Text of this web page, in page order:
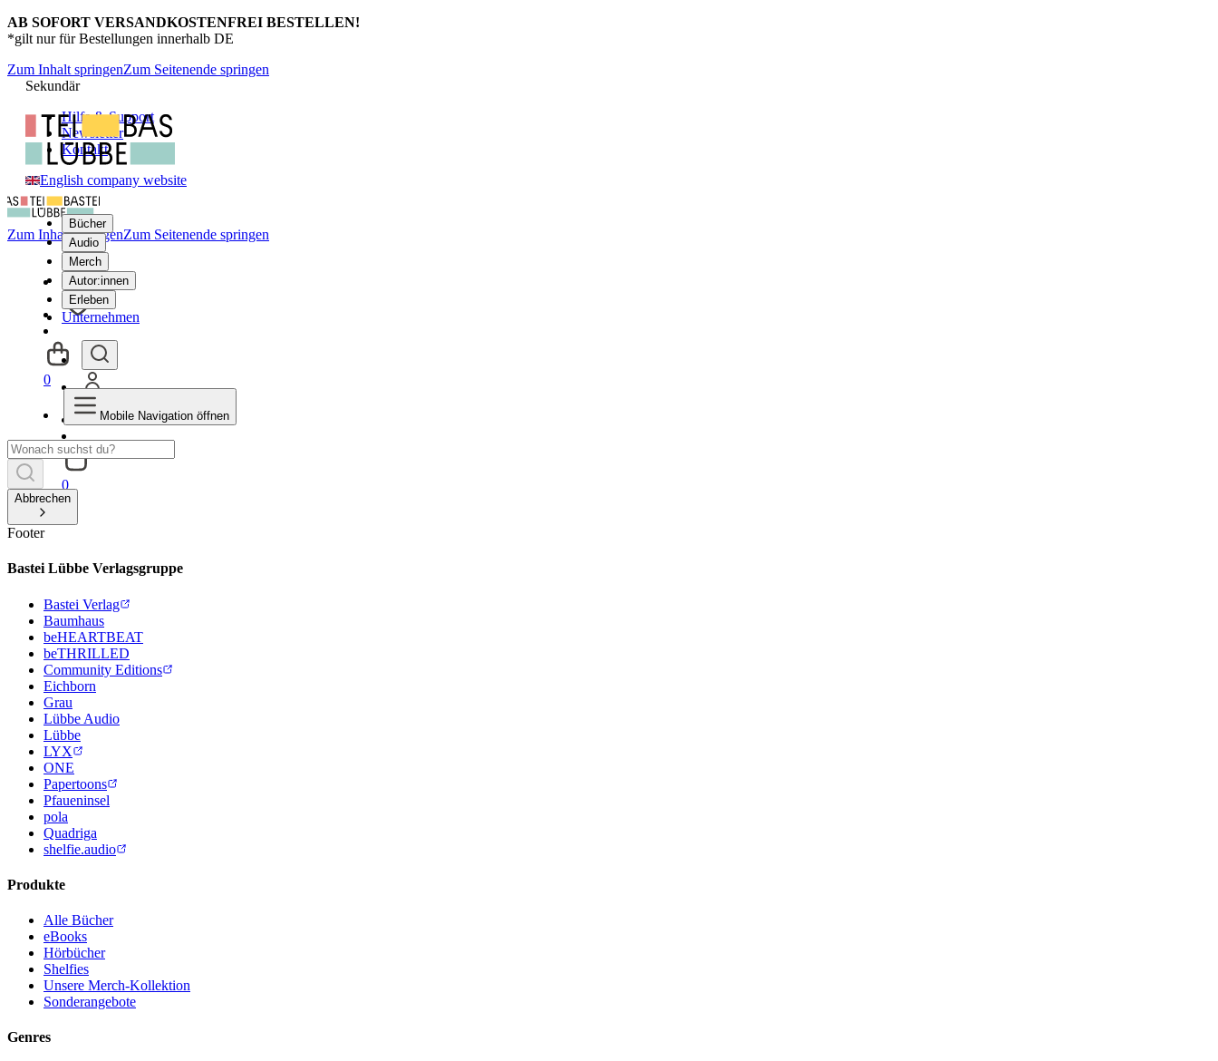
AB SOFORT VERSANDKOSTENFREI BESTELLEN!
*gilt nur für Bestellungen innerhalb DE
Zum Inhalt springenZum Seitenende springen
Sekundär
Hilfe & Support
Newsletter
Kontakt
English company website
Bücher
Audio
Merch
Autor:innen
Erleben
Unternehmen
0
Zum Inhalt springenZum Seitenende springen
0
Mobile Navigation öffnen
Abbrechen
Footer
Bastei Lübbe Verlagsgruppe
Bastei Verlag
Baumhaus
beHEARTBEAT
beTHRILLED
Community Editions
Eichborn
Grau
Lübbe Audio
Lübbe
LYX
ONE
Papertoons
Pfaueninsel
pola
Quadriga
shelfie.audio
Produkte
Alle Bücher
eBooks
Hörbücher
Shelfies
Unsere Merch-Kollektion
Sonderangebote
Genres